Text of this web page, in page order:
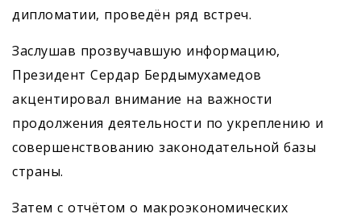
дипломатии, проведён ряд встреч.
Заслушав прозвучавшую информацию,
Президент Сердар Бердымухамедов
акцентировал внимание на важности
продолжения деятельности по укреплению и
совершенствованию законодательной базы
страны.
Затем с отчётом о макроэкономических